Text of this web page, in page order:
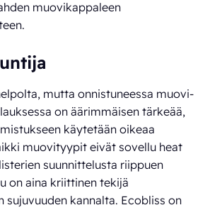
muovikappaleen
mutta onnistuneessa muovi-
on äärimmäisen tärkeää,
käytetään oikeaa
muovityypit eivät sovellu heat
suunnittelusta riippuen
on aina kriittinen tekijä
sujuvuuden kannalta. Ecobliss on